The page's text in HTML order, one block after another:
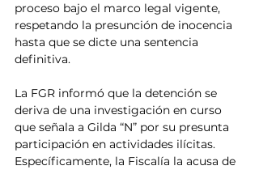
proceso bajo el marco legal vigente,
respetando la presunción de inocencia
hasta que se dicte una sentencia
definitiva.
La FGR informó que la detención se
deriva de una investigación en curso
que señala a Gilda “N” por su presunta
participación en actividades ilícitas.
Específicamente, la Fiscalía la acusa de